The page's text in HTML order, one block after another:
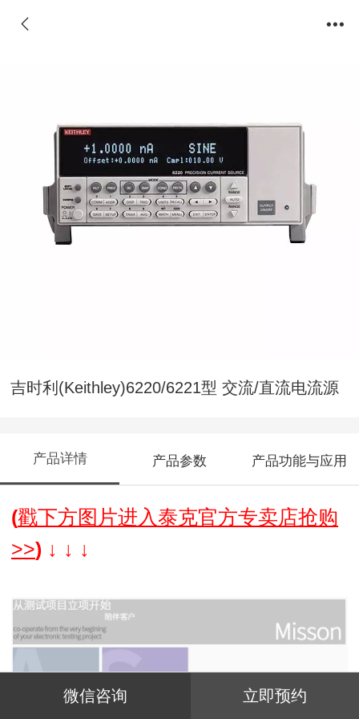
吉时利(Keithley)6220/6221型 交流/直流电流源
产品详情 产品参数 产品功能与应用
(戳下方图片进入泰克官方专卖店抢购
>>) ↓ ↓ ↓
微信咨询 立即预约